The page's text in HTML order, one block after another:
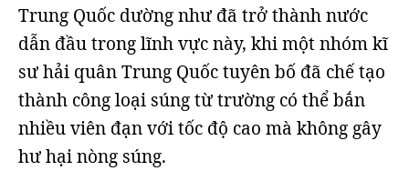
Trung Quốc dường như đã trở thành nước
dẫn đầu trong lĩnh vực này, khi một nhóm kĩ
sư hải quân Trung Quốc tuyên bố đã chế tạo
thành công loại súng từ trường có thể bắn
nhiều viên đạn với tốc độ cao mà không gây
hư hại nòng súng.